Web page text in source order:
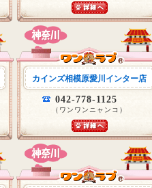
カインズ相模原愛川インター店
042-778-1125
（ワンワンニャンコ）